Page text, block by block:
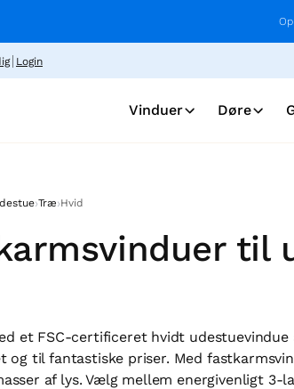
Login
Vinduer Døre
›Træ›Hvid
til
et FSC-certificeret hvidt udestuevindue
og til fantastiske priser. Med
af lys. Vælg mellem energivenligt 3-